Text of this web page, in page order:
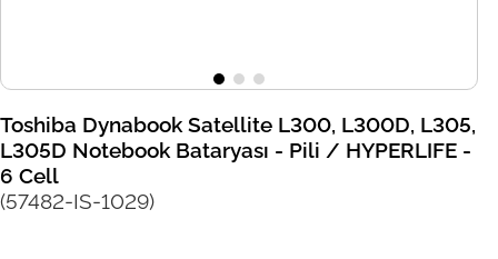
Toshiba Dynabook Satellite L300, L300D, L305,
L305D Notebook Bataryası - Pili / HYPERLIFE -
6 Cell
(57482-IS-1029)